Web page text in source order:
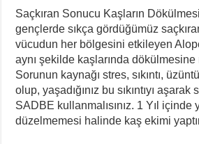
Saçkıran Sonucu Kaşların
gençlerde sıkça gördüğümüz
vücudun her bölgesini etkileyen
aynı şekilde kaşlarında dökülmesine
Sorunun kaynağı stres, sıkıntı,
olup, yaşadığınız bu sıkıntıyı aşarak
SADBE kullanmalısınız. 1 Yıl içinde
düzelmemesi halinde kaş ekimi